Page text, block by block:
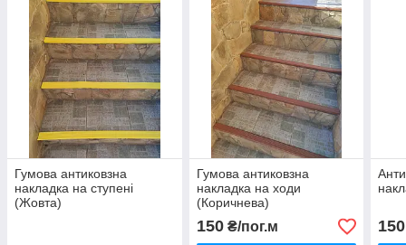
Гумова антиковзна
накладка на ступені
(Жовта)
Гумова антиковзна
накладка на ходи
(Коричнева)
150₴/пог.м 150